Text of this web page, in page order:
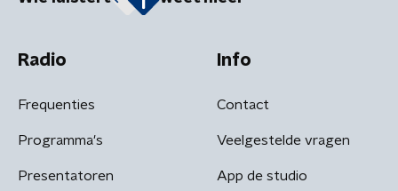
Radio
Frequenties
Programma's
Presentatoren
Info
Contact
Veelgestelde vragen
App de studio